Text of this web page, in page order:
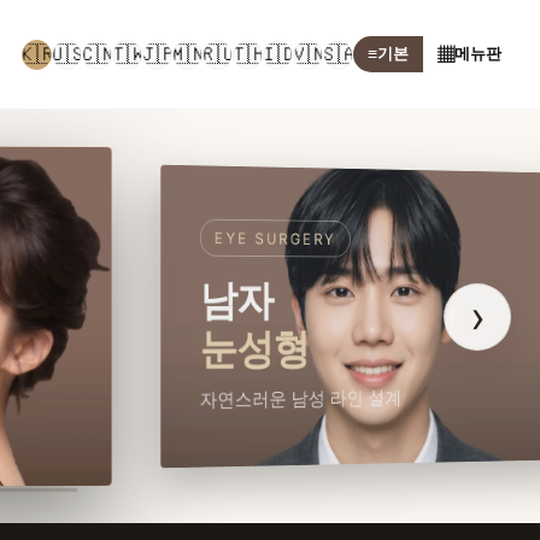
🇰🇷🇺🇸🇨🇳🇹🇼🇯🇵🇲🇳🇷🇺🇹🇭🇮🇩🇻🇳🇸🇦 ≡기본 ▦메뉴판
EYE SURGERY
남자
자연스러운 남성 라인 설계
›